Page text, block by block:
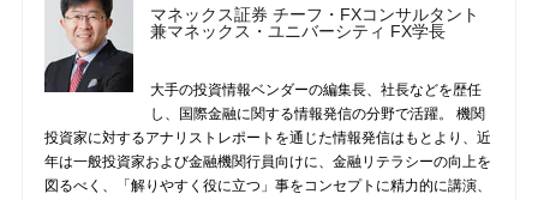
マネックス証券 チーフ・FXコンサルタント
兼マネックス・ユニバーシティ FX学長
大手の投資情報ベンダーの編集長、社長などを歴任
し、国際金融に関する情報発信の分野で活躍。 機関
投資家に対するアナリストレポートを通じた情報発信はもとより、近
年は一般投資家および金融機関行員向けに、金融リテラシーの向上を
図るべく、「解りやすく役に立つ」事をコンセプトに精力的に講演、